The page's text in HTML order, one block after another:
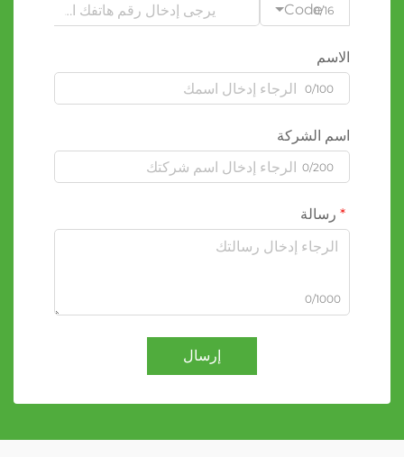
Code0/16
الاسم
0/100
اسم الشركة
0/200
رسالة
0/1000
إرسال